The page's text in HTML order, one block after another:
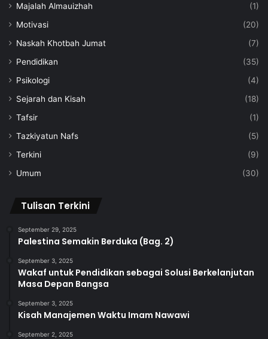
Majalah Almauizhah
(1)
Motivasi
(20)
Naskah Khotbah Jumat
(7)
Pendidikan
(35)
Psikologi
(4)
Sejarah dan Kisah
(18)
Tafsir
(1)
Tazkiyatun Nafs
(5)
Terkini
(9)
Umum
(30)
Tulisan Terkini
September 29, 2025
Palestina Semakin Berduka (Bag. 2)
September 3, 2025
Wakaf untuk Pendidikan sebagai Solusi Berkelanjutan
Masa Depan Bangsa
September 3, 2025
Kisah Manajemen Waktu Imam Nawawi
September 2, 2025